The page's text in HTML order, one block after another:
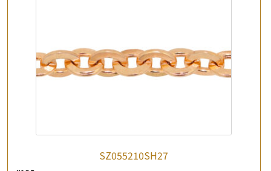
SZ055210SH27